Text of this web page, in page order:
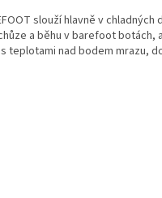
slouží hlavně v
a běhu v barefoot
teplotami nad bodem mrazu,